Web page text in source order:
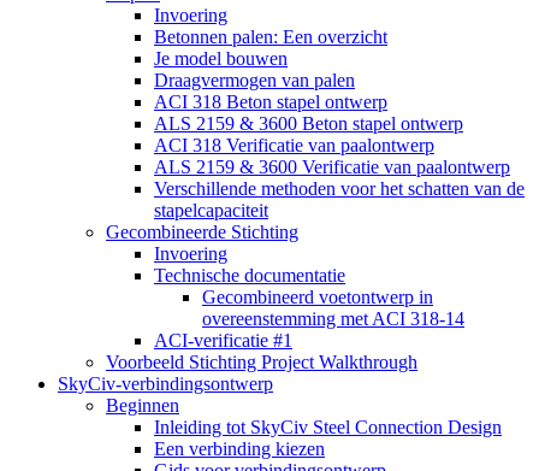
Invoering
Betonnen palen: Een overzicht
Je model bouwen
Draagvermogen van palen
ACI 318 Beton stapel ontwerp
ALS 2159 & 3600 Beton stapel ontwerp
ACI 318 Verificatie van paalontwerp
ALS 2159 & 3600 Verificatie van paalontwerp
Verschillende methoden voor het schatten van de
stapelcapaciteit
Gecombineerde Stichting
Invoering
Technische documentatie
Gecombineerd voetontwerp in
overeenstemming met ACI 318-14
ACI-verificatie #1
Voorbeeld Stichting Project Walkthrough
SkyCiv-verbindingsontwerp
Beginnen
Inleiding tot SkyCiv Steel Connection Design
Een verbinding kiezen